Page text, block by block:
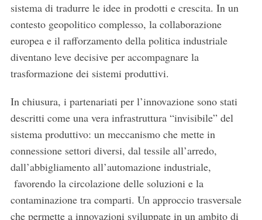
sistema di tradurre le idee in prodotti e crescita. In un
contesto geopolitico complesso, la collaborazione
europea e il rafforzamento della politica industriale
diventano leve decisive per accompagnare la
trasformazione dei sistemi produttivi.
In chiusura, i partenariati per l’innovazione sono stati
descritti come una vera infrastruttura “invisibile” del
sistema produttivo: un meccanismo che mette in
connessione settori diversi, dal tessile all’arredo,
dall’abbigliamento all’automazione industriale,
favorendo la circolazione delle soluzioni e la
contaminazione tra comparti. Un approccio trasversale
che permette a innovazioni sviluppate in un ambito di
a
r
c
h
o
: